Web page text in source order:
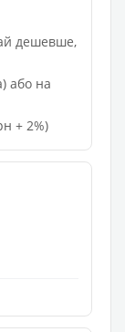
дешевше,
або на
+ 2%)